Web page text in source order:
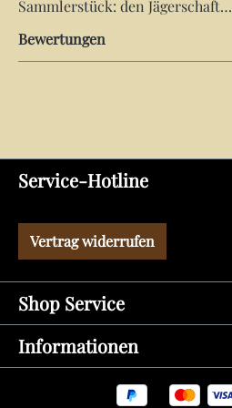
Sammlerstück: den Jägerschaft…
Bewertungen
Service-Hotline
Vertrag widerrufen
Shop Service
Informationen